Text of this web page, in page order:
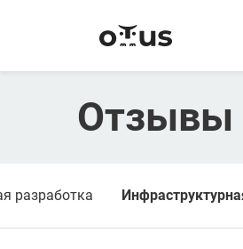
Отзывы
разработка